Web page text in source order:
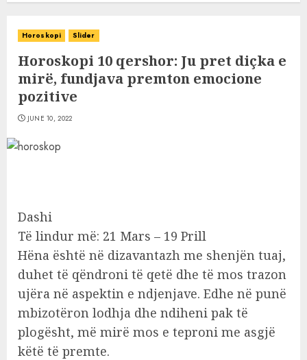
Horoskopi Slider
Horoskopi 10 qershor: Ju pret diçka e
mirë, fundjava premton emocione
pozitive
JUNE 10, 2022
Dashi
Të lindur më: 21 Mars – 19 Prill
Hëna është në dizavantazh me shenjën tuaj,
duhet të qëndroni të qetë dhe të mos trazon
ujëra në aspektin e ndjenjave. Edhe në punë
mbizotëron lodhja dhe ndiheni pak të
plogësht, më mirë mos e teproni me asgjë
këtë të premte.